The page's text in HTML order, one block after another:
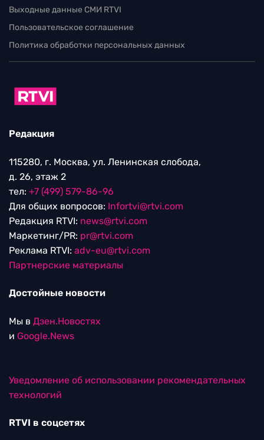
Выходные данные СМИ RTVI
Пользовательское соглашение
Политика обработки персональных данных
Редакция
115280, г. Москва, ул. Ленинская слобода,
д. 26, этаж 2
тел: +7 (499) 579-86-96
Для общих вопросов: Infortvi@rtvi.com
Редакция RTVI: news@rtvi.com
Маркетинг/PR: pr@rtvi.com
Реклама RTVI: adv-eu@rtvi.com
Партнерские материалы
Достойные новости
Мы в Дзен.Новостях
и Google.News
Уведомление об использовании рекомендательных
технологий
RTVI в соцсетях